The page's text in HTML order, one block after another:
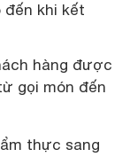
đến khi kết
hàng được
gọi món đến
thực sang